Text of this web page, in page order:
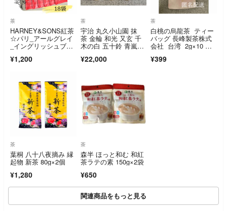
茶
HARNEY&SONS紅茶
☆パリ_アールグレイ
_イングリッシュブレ
¥1,200
茶
宇治 丸久小山園 抹
茶 金輪 和光 又玄 千
木の白 五十鈴 青嵐
賞味期限2027年2月以
¥22,000
茶
白桃の烏龍茶 ティー
バッグ 長峰製茶株式
会社 台湾 2g×10 匿
¥399
茶
葉桐 八十八夜摘み 縁
起物 新茶 80g×2個
¥1,280
茶
森半 ほっと和む 和紅
茶ラテの素 150g×2袋
¥650
関連商品をもっと見る